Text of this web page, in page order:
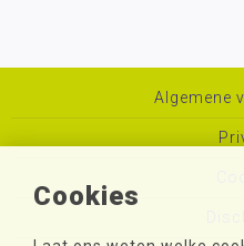
Cookies
Algemene